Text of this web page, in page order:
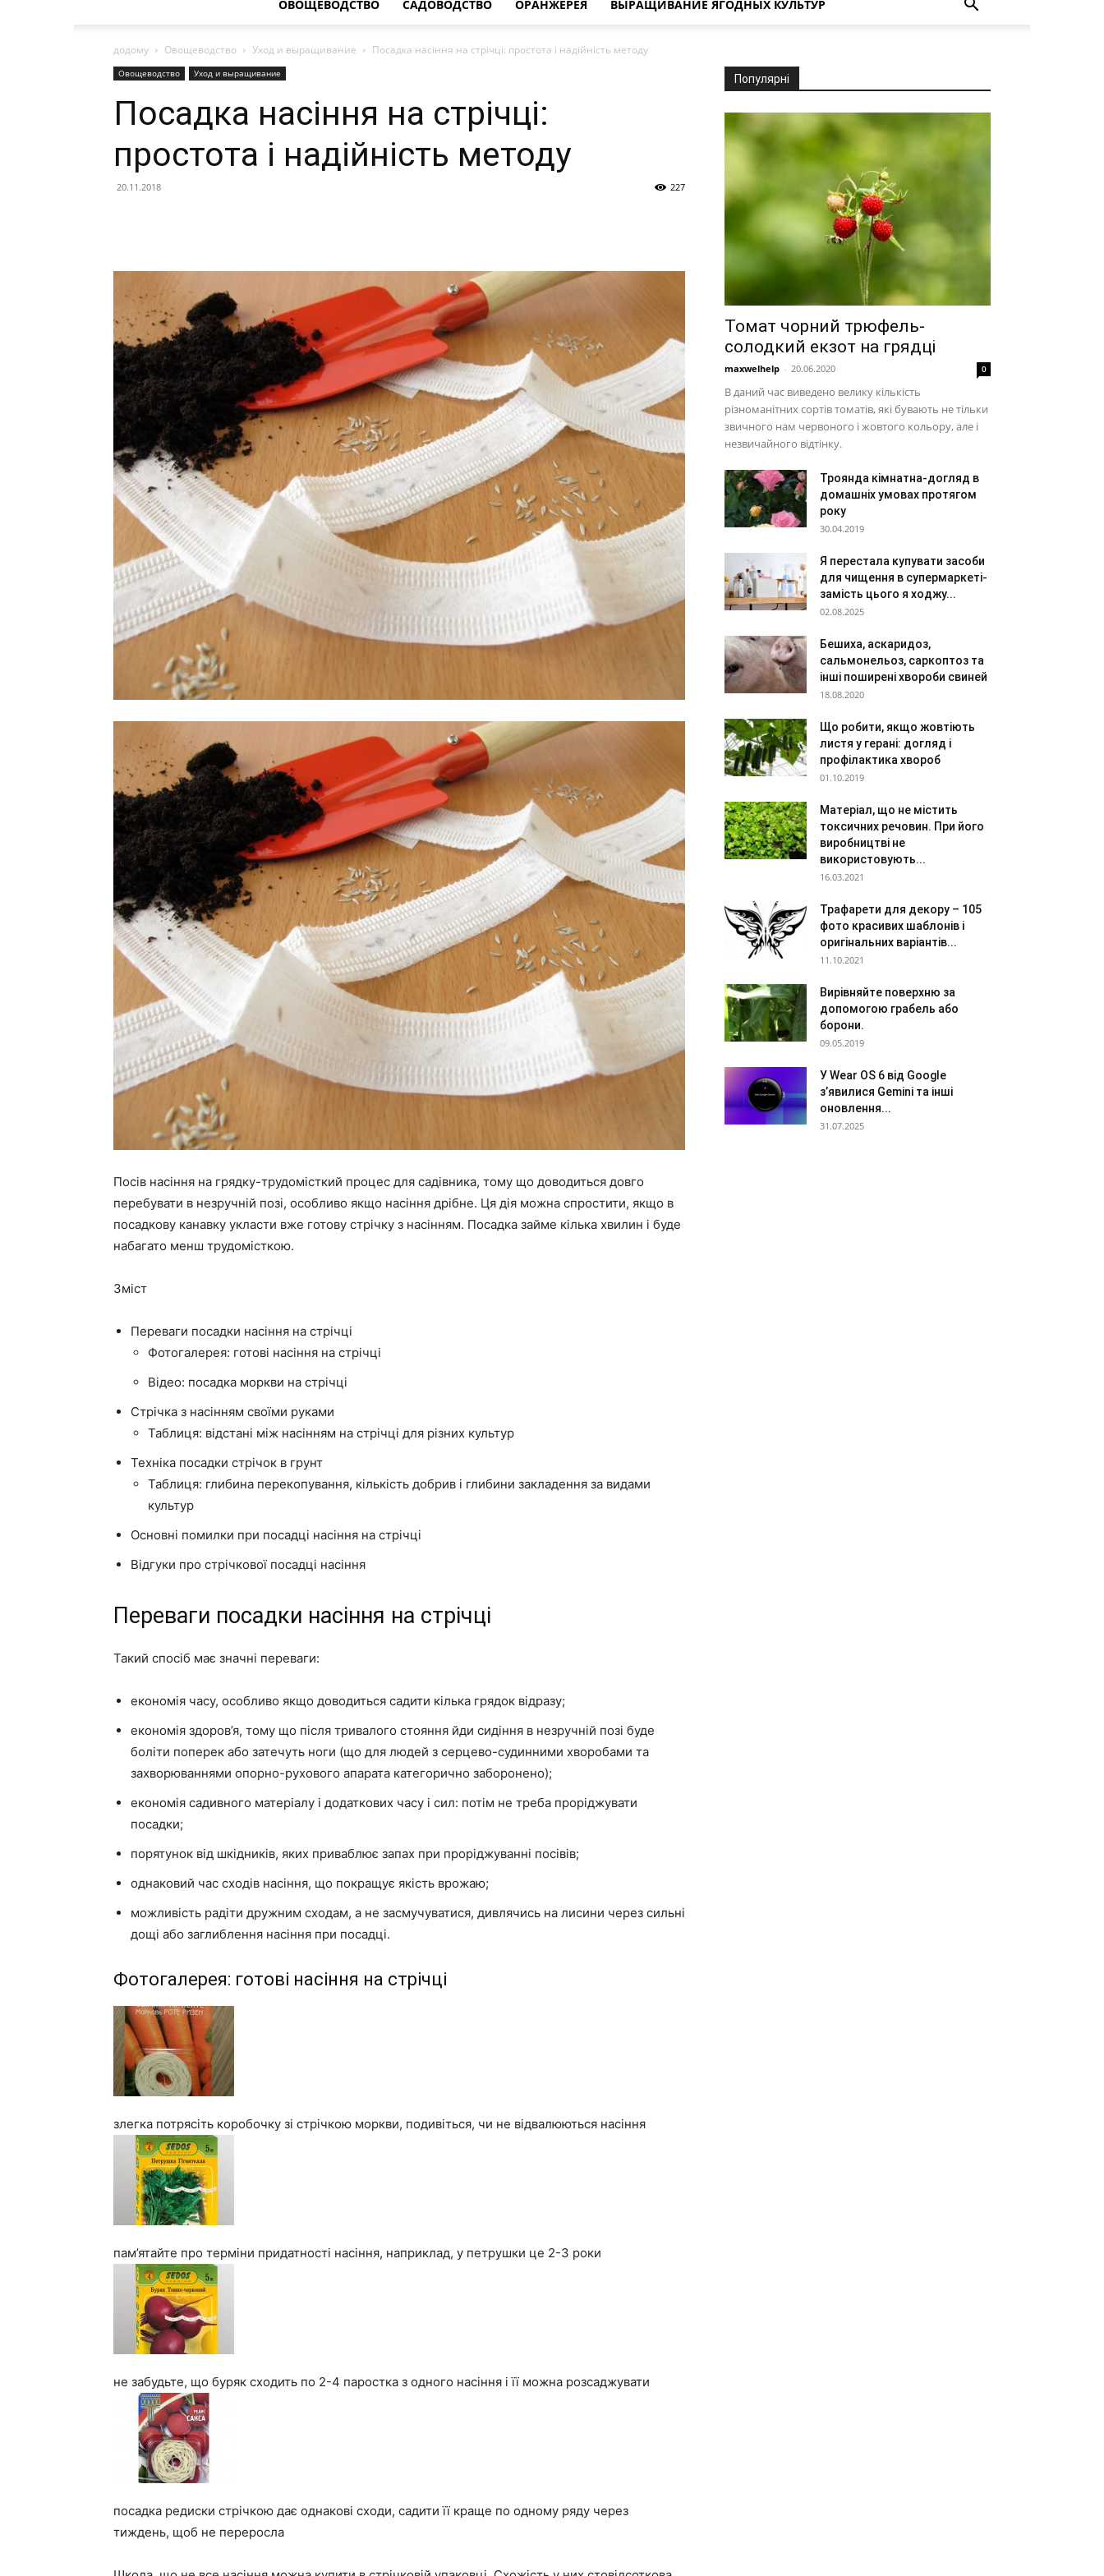
ОВОЩЕВОДСТВО САДОВОДСТВО ОРАНЖЕРЕЯ ВЫРАЩИВАНИЕ ЯГОДНЫХ КУЛЬТУР
додому Овощеводство Уход и выращивание Посадка насіння на стрічці: простота і надійність методу
Овощеводство Уход и выращивание
Посадка насіння на стрічці:
простота і надійність методу
20.11.2018 227
Посів насіння на грядку-трудомісткий процес для садівника, тому що доводиться довго
перебувати в незручній позі, особливо якщо насіння дрібне. Ця дія можна спростити, якщо в
посадкову канавку укласти вже готову стрічку з насінням. Посадка займе кілька хвилин і буде
набагато менш трудомісткою.
Зміст
Переваги посадки насіння на стрічці
Фотогалерея: готові насіння на стрічці
Відео: посадка моркви на стрічці
Стрічка з насінням своїми руками
Таблиця: відстані між насінням на стрічці для різних культур
Техніка посадки стрічок в грунт
Таблиця: глибина перекопування, кількість добрив і глибини закладення за видами
культур
Основні помилки при посадці насіння на стрічці
Відгуки про стрічкової посадці насіння
Переваги посадки насіння на стрічці
Такий спосіб має значні переваги:
економія часу, особливо якщо доводиться садити кілька грядок відразу;
економія здоров’я, тому що після тривалого стояння йди сидіння в незручній позі буде
боліти поперек або затечуть ноги (що для людей з серцево-судинними хворобами та
захворюваннями опорно-рухового апарата категорично заборонено);
економія садивного матеріалу і додаткових часу і сил: потім не треба проріджувати
посадки;
порятунок від шкідників, яких приваблює запах при проріджуванні посівів;
однаковий час сходів насіння, що покращує якість врожаю;
можливість радіти дружним сходам, а не засмучуватися, дивлячись на лисини через сильні
дощі або заглиблення насіння при посадці.
Фотогалерея: готові насіння на стрічці
злегка потрясіть коробочку зі стрічкою моркви, подивіться, чи не відвалюються насіння
пам’ятайте про терміни придатності насіння, наприклад, у петрушки це 2-3 роки
не забудьте, що буряк сходить по 2-4 паростка з одного насіння і її можна розсаджувати
посадка редиски стрічкою дає однакові сходи, садити її краще по одному ряду через
тиждень, щоб не переросла
Популярні
Томат чорний трюфель-
солодкий екзот на грядці
maxwelhelp - 20.06.2020 0
В даний час виведено велику кількість
різноманітних сортів томатів, які бувають не тільки
звичного нам червоного і жовтого кольору, але і
незвичайного відтінку.
Троянда кімнатна-догляд в
домашніх умовах протягом
року
30.04.2019
Я перестала купувати засоби
для чищення в супермаркеті-
замість цього я ходжу...
02.08.2025
Бешиха, аскаридоз,
сальмонельоз, саркоптоз та
інші поширені хвороби свиней
18.08.2020
Що робити, якщо жовтіють
листя у герані: догляд і
профілактика хвороб
01.10.2019
Матеріал, що не містить
токсичних речовин. При його
виробництві не
використовують...
16.03.2021
Трафарети для декору – 105
фото красивих шаблонів і
оригінальних варіантів...
11.10.2021
Вирівняйте поверхню за
допомогою грабель або
борони.
09.05.2019
У Wear OS 6 від Google
з’явилися Gemini та інші
оновлення...
31.07.2025